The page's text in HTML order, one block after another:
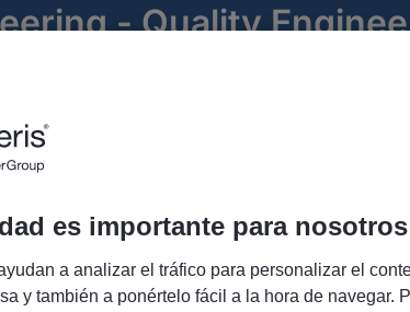
- Quality
(H/M/X)
es importante para
a analizar el tráfico para personalizar el
y también a ponértelo fácil a la hora de navegar.